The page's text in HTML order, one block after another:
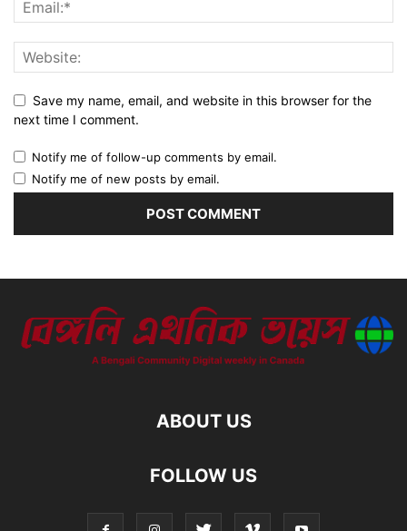
Save my name, email, and website in this browser for the
next time I comment.
Notify me of follow-up comments by email.
Notify me of new posts by email.
ABOUT US
FOLLOW US